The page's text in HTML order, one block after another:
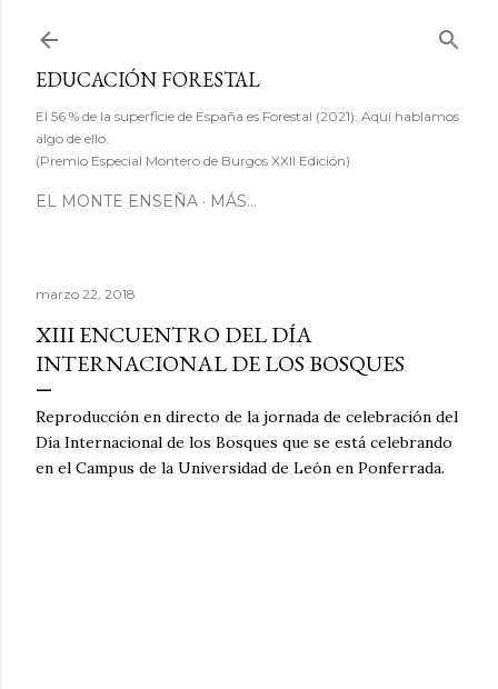
EDUCACIÓN FORESTAL
El 56 % de la superficie de España es Forestal (2021). Aquí hablamos
algo de ello.
(Premio Especial Montero de Burgos XXII Edición)
EL MONTE ENSEÑA MÁS…
marzo 22, 2018
XIII ENCUENTRO DEL DÍA
INTERNACIONAL DE LOS BOSQUES
Reproducción en directo de la jornada de celebración del
Día Internacional de los Bosques que se está celebrando
en el Campus de la Universidad de León en Ponferrada.